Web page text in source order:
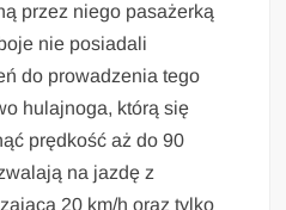
przez niego pasażerką
nie posiadali
do prowadzenia tego
hulajnoga, którą się
prędkość aż do 90
na jazdę z
20 km/h oraz tylko